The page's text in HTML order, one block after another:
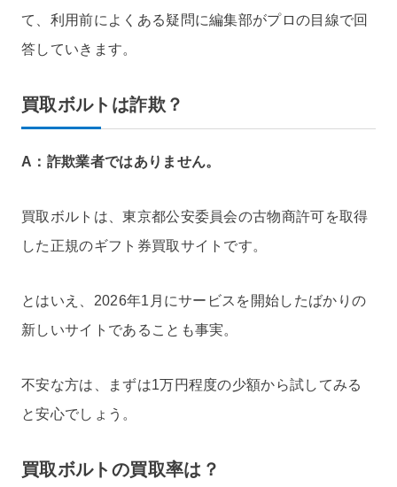
て、利用前によくある疑問に編集部がプロの目線で回
答していきます。
買取ボルトは詐欺？
A：詐欺業者ではありません。
買取ボルトは、東京都公安委員会の古物商許可を取得
した正規のギフト券買取サイトです。
とはいえ、2026年1月にサービスを開始したばかりの
新しいサイトであることも事実。
不安な方は、まずは1万円程度の少額から試してみる
と安心でしょう。
買取ボルトの買取率は？